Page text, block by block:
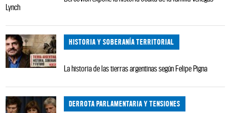
Lynch
HISTORIA Y SOBERANÍA TERRITORIAL
La historia de las tierras argentinas según Felipe Pigna
DERROTA PARLAMENTARIA Y TENSIONES